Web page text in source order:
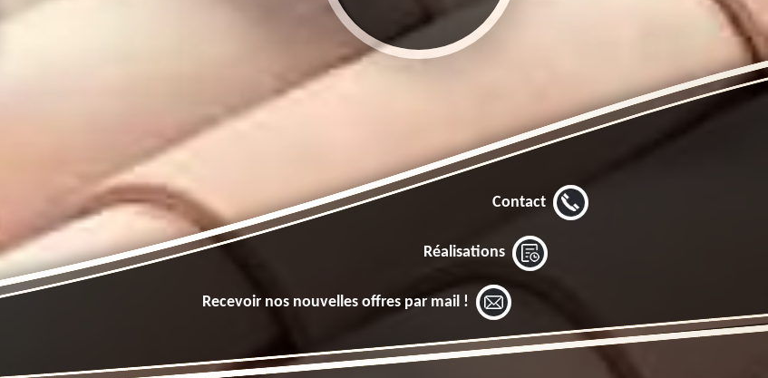
Contact
Réalisations
Recevoir nos nouvelles offres par mail !